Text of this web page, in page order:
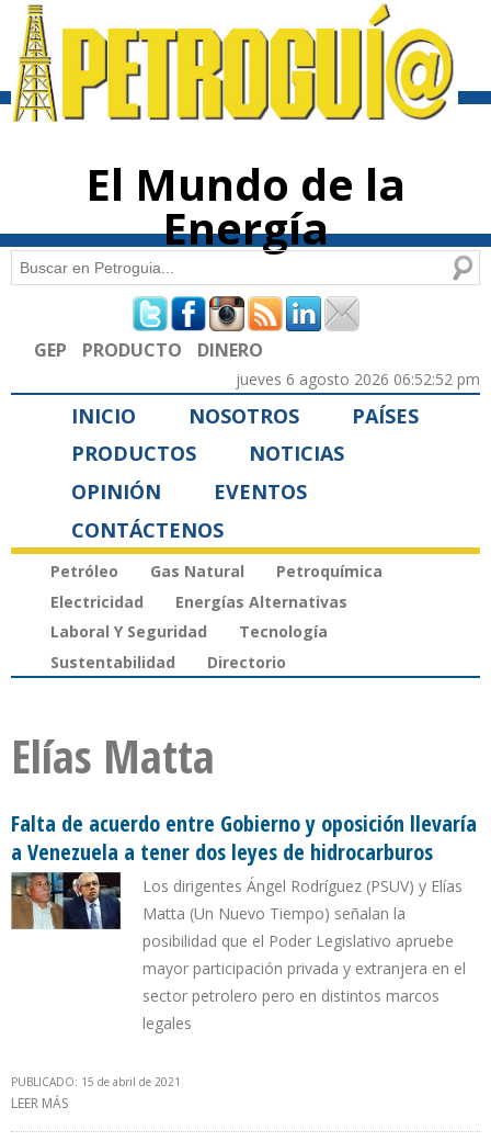
contenido
El Mundo de la
Energía
Formulario de búsqueda
Buscar
GEP PRODUCTO DINERO
jueves 6 agosto 2026 06:52:52 pm
INICIO NOSOTROS
PAÍSES
PRODUCTOS
NOTICIAS
OPINIÓN
EVENTOS
CONTÁCTENOS
Petróleo Gas Natural
Petroquímica
Electricidad
Energías Alternativas
Laboral Y Seguridad
Tecnología
Sustentabilidad
Directorio
Elías Matta
Falta de acuerdo entre Gobierno y oposición llevaría
a Venezuela a tener dos leyes de hidrocarburos
Los dirigentes Ángel Rodríguez (PSUV) y Elías
Matta (Un Nuevo Tiempo) señalan la
posibilidad que el Poder Legislativo apruebe
mayor participación privada y extranjera en el
sector petrolero pero en distintos marcos
legales
PUBLICADO: 15 de abril de 2021
LEER MÁS